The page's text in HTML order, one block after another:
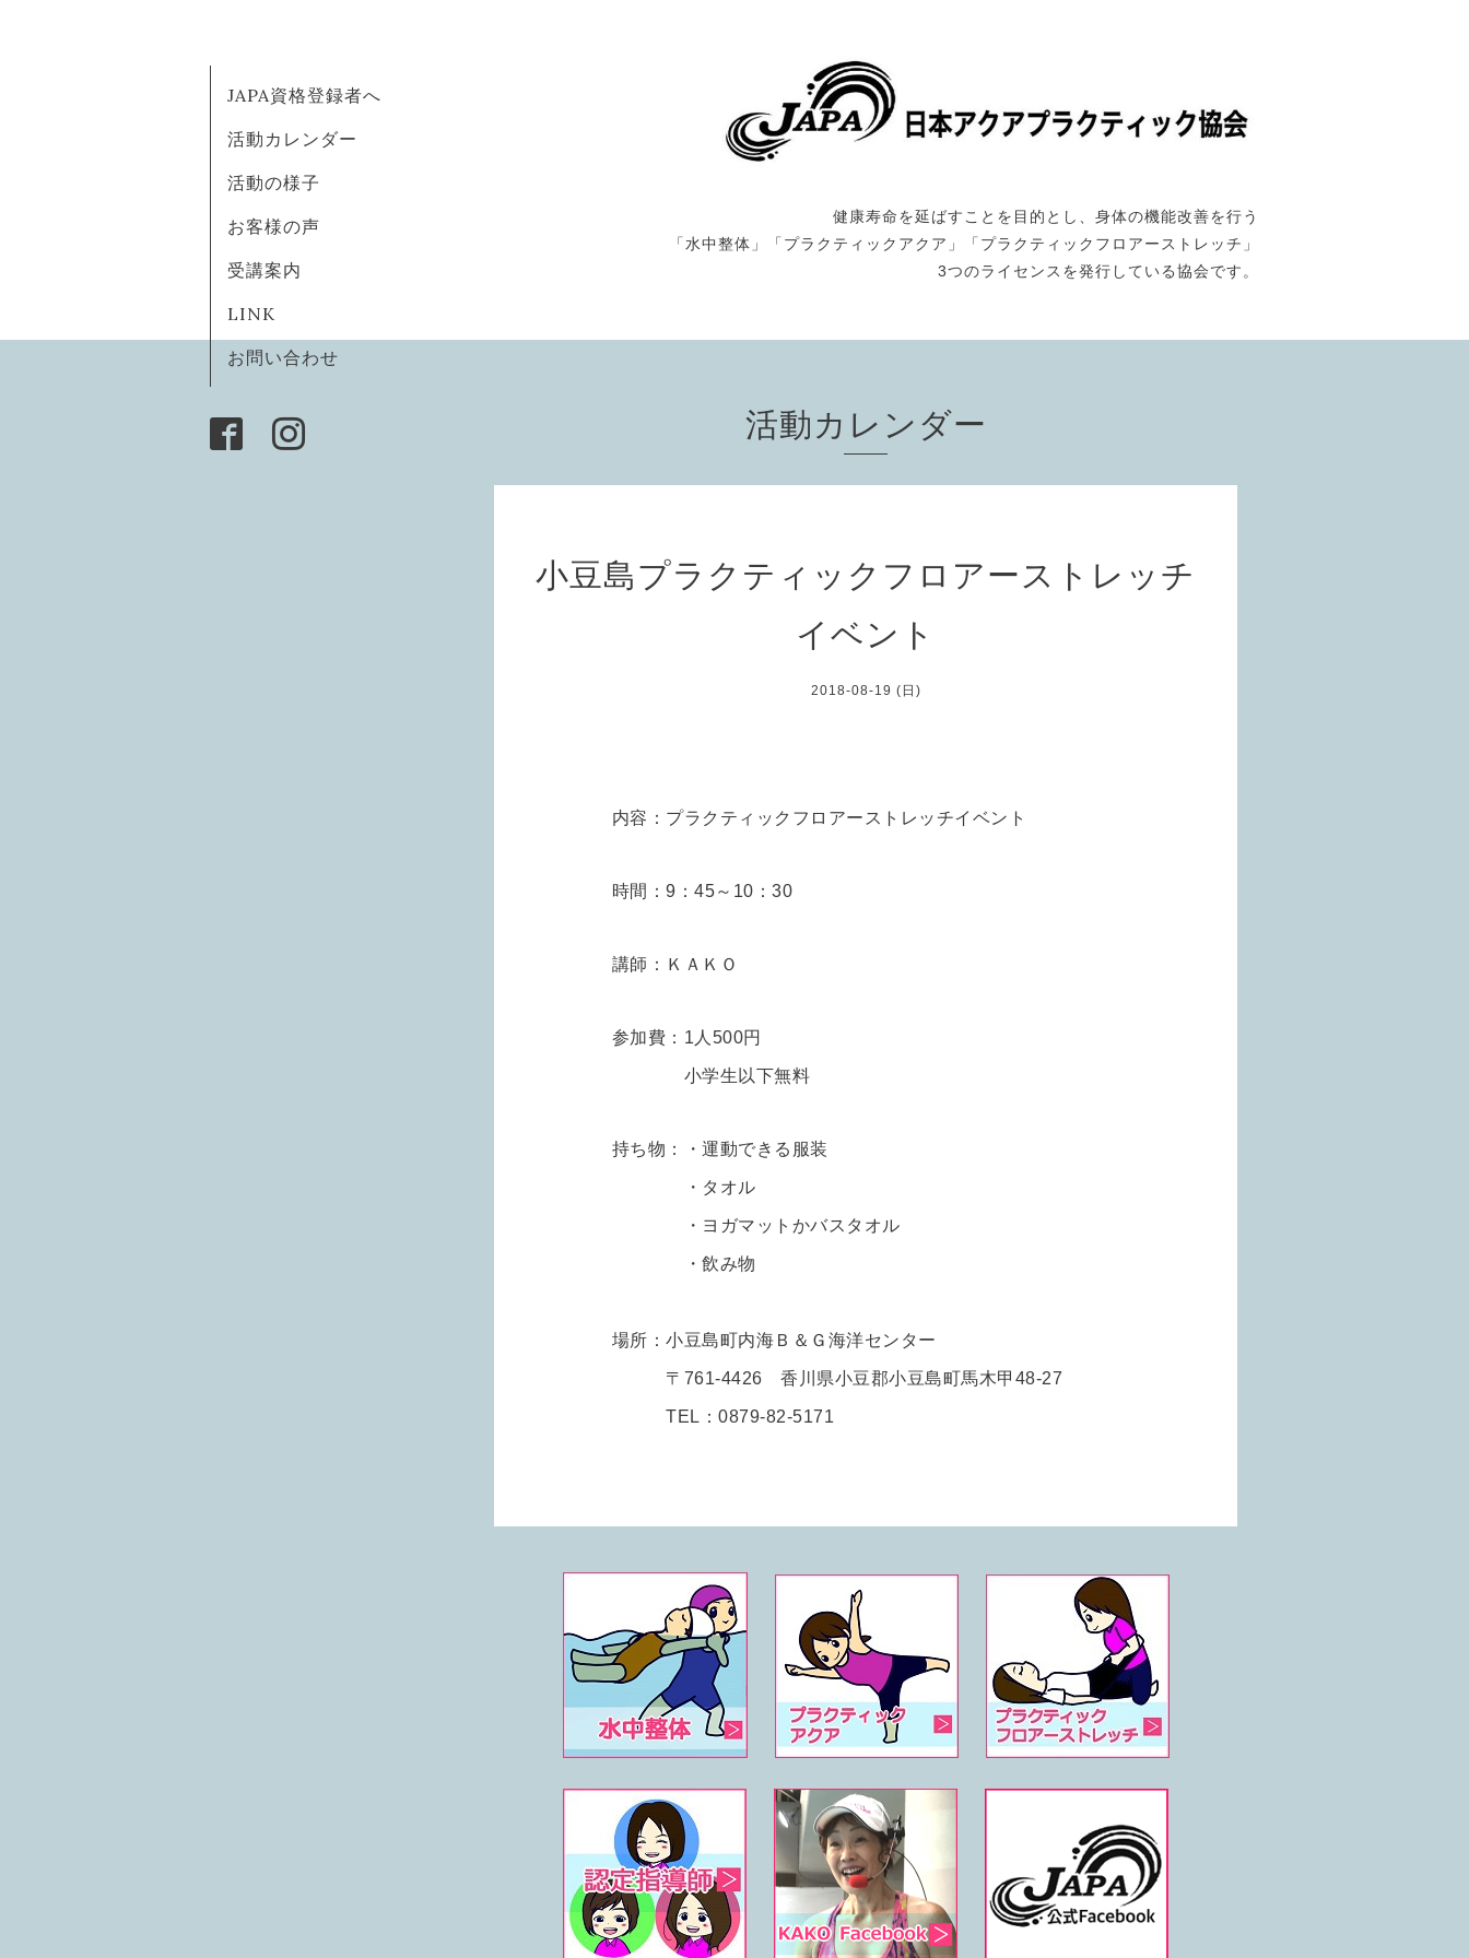
健康寿命を延ばすことを目的とし、身体の機能改善を行う
「水中整体」「プラクティックアクア」「プラクティックフロアーストレッチ」
3つのライセンスを発行している協会です。
JAPA資格登録者へ
活動カレンダー
活動の様子
お客様の声
受講案内
LINK
お問い合わせ
活動カレンダー
小豆島プラクティックフロアーストレッチ
イベント
2018-08-19 (日)
内容：プラクティックフロアーストレッチイベント
時間：9：45～10：30
講師：ＫＡＫＯ
参加費：1人500円
小学生以下無料
持ち物：・運動できる服装
・タオル
・ヨガマットかバスタオル
・飲み物
場所：小豆島町内海Ｂ＆Ｇ海洋センター
〒761-4426 香川県小豆郡小豆島町馬木甲48-27
TEL：0879-82-5171